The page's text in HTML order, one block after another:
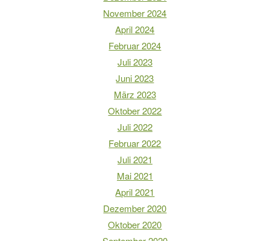
November 2024
April 2024
Februar 2024
Juli 2023
Juni 2023
März 2023
Oktober 2022
Juli 2022
Februar 2022
Juli 2021
Mai 2021
April 2021
Dezember 2020
Oktober 2020